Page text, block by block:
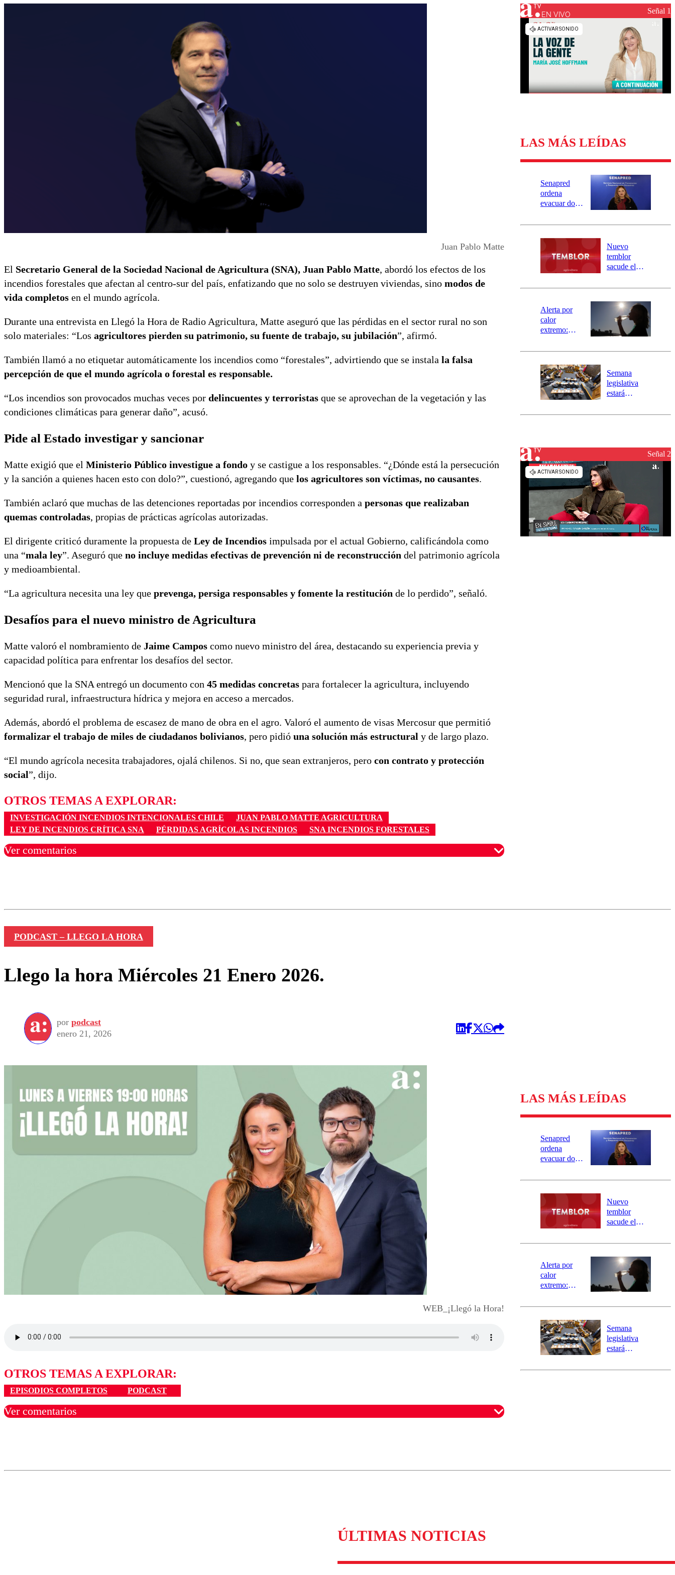
Universidad de Chile
Sustentabilidad
Juan Pablo Matte
El Secretario General de la Sociedad Nacional de Agricultura (SNA), Juan Pablo Matte, abordó los efectos de los
incendios forestales que afectan al centro-sur del país, enfatizando que no solo se destruyen viviendas, sino modos de
vida completos en el mundo agrícola.
Durante una entrevista en Llegó la Hora de Radio Agricultura, Matte aseguró que las pérdidas en el sector rural no son
solo materiales: “Los agricultores pierden su patrimonio, su fuente de trabajo, su jubilación”, afirmó.
También llamó a no etiquetar automáticamente los incendios como “forestales”, advirtiendo que se instala la falsa
percepción de que el mundo agrícola o forestal es responsable.
“Los incendios son provocados muchas veces por delincuentes y terroristas que se aprovechan de la vegetación y las
condiciones climáticas para generar daño”, acusó.
Pide al Estado investigar y sancionar
Matte exigió que el Ministerio Público investigue a fondo y se castigue a los responsables. “¿Dónde está la persecución
y la sanción a quienes hacen esto con dolo?”, cuestionó, agregando que los agricultores son víctimas, no causantes.
También aclaró que muchas de las detenciones reportadas por incendios corresponden a personas que realizaban
quemas controladas, propias de prácticas agrícolas autorizadas.
El dirigente criticó duramente la propuesta de Ley de Incendios impulsada por el actual Gobierno, calificándola como
una “mala ley”. Aseguró que no incluye medidas efectivas de prevención ni de reconstrucción del patrimonio agrícola
y medioambiental.
“La agricultura necesita una ley que prevenga, persiga responsables y fomente la restitución de lo perdido”, señaló.
Desafíos para el nuevo ministro de Agricultura
Matte valoró el nombramiento de Jaime Campos como nuevo ministro del área, destacando su experiencia previa y
capacidad política para enfrentar los desafíos del sector.
Mencionó que la SNA entregó un documento con 45 medidas concretas para fortalecer la agricultura, incluyendo
seguridad rural, infraestructura hídrica y mejora en acceso a mercados.
Además, abordó el problema de escasez de mano de obra en el agro. Valoró el aumento de visas Mercosur que permitió
formalizar el trabajo de miles de ciudadanos bolivianos, pero pidió una solución más estructural y de largo plazo.
“El mundo agrícola necesita trabajadores, ojalá chilenos. Si no, que sean extranjeros, pero con contrato y protección
social”, dijo.
OTROS TEMAS A EXPLORAR:
INVESTIGACIÓN INCENDIOS INTENCIONALES CHILE
JUAN PABLO MATTE AGRICULTURA
LEY DE INCENDIOS CRÍTICA SNA
PÉRDIDAS AGRÍCOLAS INCENDIOS SNA INCENDIOS FORESTALES
Ver comentarios
EN VIVO Señal 1
LAS MÁS LEÍDAS
Senapred
ordena
evacuar dos
Carahue por
río Damas:
activa
mensajería
SAE
Nuevo
temblor
sacude el
revisa la
epicentro
Alerta por
calor
extremo:
activa Alerta
Preventiva en
tres comunas
Semana
legislativa
estará
el fin de la
reconstrucciónSeñal 2
PODCAST – LLEGO LA HORA
Llego la hora Miércoles 21 Enero 2026.
por podcast
enero 21, 2026
WEB_¡Llegó la Hora!
OTROS TEMAS A EXPLORAR:
EPISODIOS COMPLETOS PODCAST
Ver comentarios
LAS MÁS LEÍDAS
Senapred
ordena
evacuar dos
Carahue por
río Damas:
activa
mensajería
SAE
Nuevo
temblor
sacude el
revisa la
epicentro
Alerta por
calor
extremo:
activa Alerta
Preventiva en
tres comunas
Semana
legislativa
estará
el fin de la
ÚLTIMAS NOTICIAS